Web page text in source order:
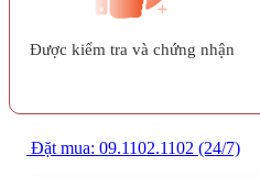
Được kiểm tra và chứng nhận
Đặt mua: 09.1102.1102 (24/7)